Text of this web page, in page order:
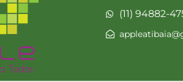
(11) 94882-